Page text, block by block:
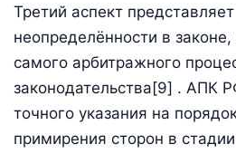
Третий аспект
неопределённости в
самого арбитражного
законодательства[9] . АПК
точного указания на
примирения сторон в